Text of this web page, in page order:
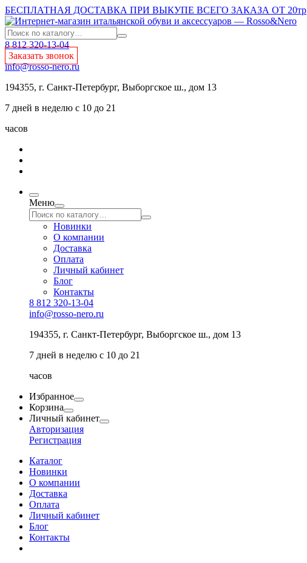
БЕСПЛАТНАЯ ДОСТАВКА ПРИ ВЫКУПЕ ВСЕГО ЗАКАЗА ОТ 20тр
8 812 320-13-04
Заказать звонок
info@rosso-nero.ru
194355, г. Санкт-Петербург, Выборгское ш., дом 13
7 дней в неделю с 10 до 21
часов
Меню
Новинки
О компании
Доставка
Оплата
Личный кабинет
Блог
Контакты
8 812 320-13-04
info@rosso-nero.ru
194355, г. Санкт-Петербург, Выборгское ш., дом 13
7 дней в неделю с 10 до 21
часов
Избранное
Корзина
Личный кабинет
Авторизация
Регистрация
Каталог
Новинки
О компании
Доставка
Оплата
Личный кабинет
Блог
Контакты